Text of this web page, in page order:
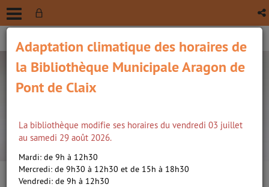
recherche avancée
Adaptation climatique des horaires de
la Bibliothèque Municipale Aragon de
Pont de Claix
La bibliothèque modifie ses horaires du vendredi 03 juillet
au samedi 29 août 2026.
Mardi: de 9h à 12h30
Mercredi: de 9h30 à 12h30 et de 15h à 18h30
Vendredi: de 9h à 12h30